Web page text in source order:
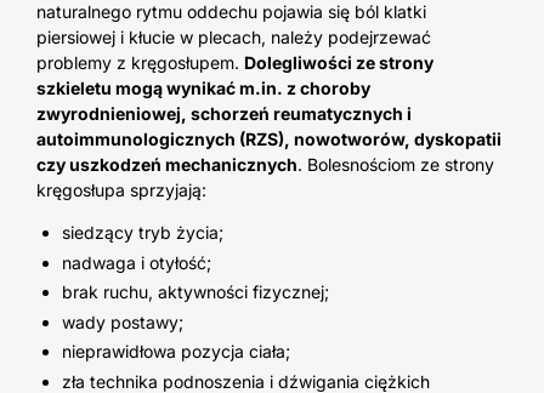
naturalnego rytmu oddechu pojawia się ból klatki
piersiowej i kłucie w plecach, należy podejrzewać
problemy z kręgosłupem. Dolegliwości ze strony
szkieletu mogą wynikać m.in. z choroby
zwyrodnieniowej, schorzeń reumatycznych i
autoimmunologicznych (RZS), nowotworów, dyskopatii
czy uszkodzeń mechanicznych. Bolesnościom ze strony
kręgosłupa sprzyjają:
siedzący tryb życia;
nadwaga i otyłość;
brak ruchu, aktywności fizycznej;
wady postawy;
nieprawidłowa pozycja ciała;
zła technika podnoszenia i dźwigania ciężkich